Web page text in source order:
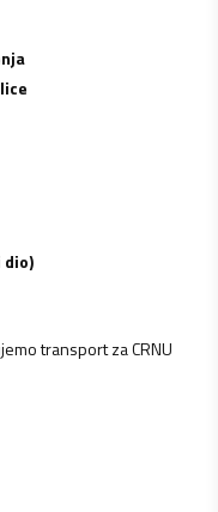
dio)
transport za CRNU